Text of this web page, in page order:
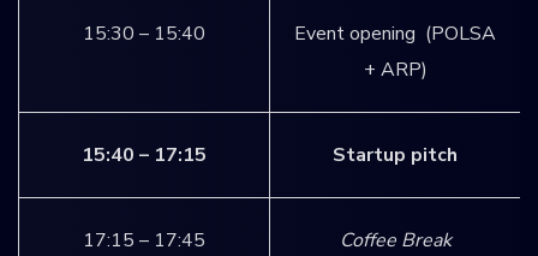
15:30 – 15:40
Event opening (POLSA
+ ARP)
15:40 – 17:15 Startup pitch
17:15 – 17:45 Coffee Break